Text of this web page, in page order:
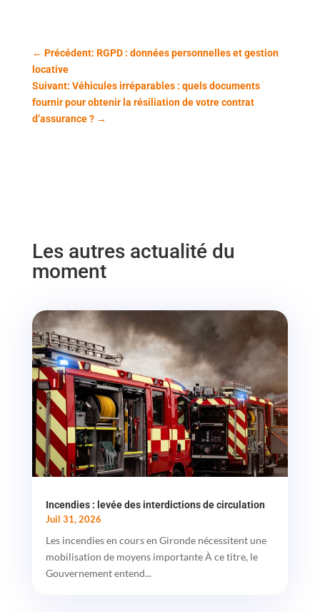
← Précédent: RGPD : données personnelles et gestion
locative
Suivant: Véhicules irréparables : quels documents
fournir pour obtenir la résiliation de votre contrat
d’assurance ?→
Les autres actualité du
moment
Incendies : levée des interdictions de circulation
Juil 31, 2026
Les incendies en cours en Gironde nécessitent une
mobilisation de moyens importante À ce titre, le
Gouvernement entend...